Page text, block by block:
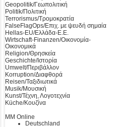
Geopolitik/Γεωπολιτική
Politik/Πολιτική
Terrorismus/Τρομοκρατία
FalseFlagOps/Επιχ. με ψευδή σημαία
Hellas-EU/Ελλάδα-Ε.Ε.
Wirtschaft-Finanzen/Οικονομία-
Οικονομικά
Religion/Θρησκεία
Geschichte/Ιστορία
Umwelt/Περιβάλλον
Korruption/Διαφθορά
Reisen/Ταξιδιωτικά
Musik/Μουσική
Kunst/Τέχνη, Λογοτεχνία
Küche/Κουζίνα
MM Online
Deutschland